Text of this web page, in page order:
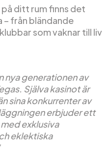
på ditt rum finns det
från bländande
som vaknar till liv
nya generationen av
Själva kasinot är
sina konkurrenter av
erbjuder ett
exklusiva
eklektiska